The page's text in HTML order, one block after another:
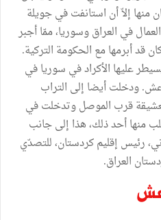
منها إلاّأن استانفتفيجويلة
العمالفي العراقوسوريا،ممّاأجبر
قدأبرمهامع الحكومة التركية.
عليها الأكرادفي سوريافي
.ودخلتأيضا إلى التراب
قرب الموصلوتدخلتفي
منهاأحدذلك،هذا إلىجانب
رئيس إقليمكردستان،للتصدّي
العراق.